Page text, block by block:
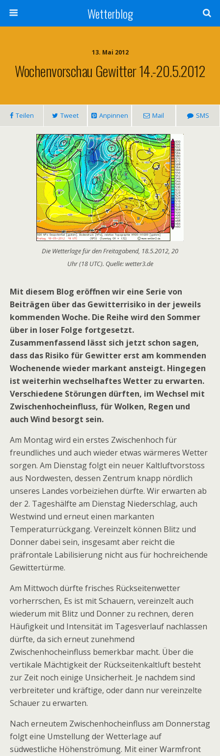
Wetterblog
13. Mai 2012
Wochenvorschau Gewitter 14.-20.5.2012
Teilen Tweet Anpinnen Mail SMS
Die Wetterlage für den Freitagabend, 18.5.2012, 20
Uhr (18 UTC). Quelle: wetter3.de
Mit diesem Blog eröffnen wir eine Serie von
Beiträgen über das Gewitterrisiko in der jeweils
kommenden Woche. Die Reihe wird den Sommer
über in loser Folge fortgesetzt.
Zusammenfassend lässt sich jetzt schon sagen,
dass das Risiko für Gewitter erst am kommenden
Wochenende wieder markant ansteigt. Hingegen
ist weiterhin wechselhaftes Wetter zu erwarten.
Verschiedene Störungen dürften, im Wechsel mit
Zwischenhocheinfluss, für Wolken, Regen und
auch Wind besorgt sein.
Am Montag wird ein erstes Zwischenhoch für
freundliches und auch wieder etwas wärmeres Wetter
sorgen. Am Dienstag folgt ein neuer Kaltluftvorstoss
aus Nordwesten, dessen Zentrum knapp nördlich
unseres Landes vorbeiziehen dürfte. Wir erwarten ab
der 2. Tageshälfte am Dienstag Niederschlag, auch
Westwind und erneut einen markanten
Temperaturrückgang. Vereinzelt können Blitz und
Donner dabei sein, insgesamt aber reicht die
präfrontale Labilisierung nicht aus für hochreichende
Gewittertürme.
Am Mittwoch dürfte frisches Rückseitenwetter
vorherrschen, Es ist mit Schauern, vereinzelt auch
wiederum mit Blitz und Donner zu rechnen, deren
Häufigkeit und Intensität im Tagesverlauf nachlassen
dürfte, da sich erneut zunehmend
Zwischenhocheinfluss bemerkbar macht. Über die
vertikale Mächtigkeit der Rückseitenkaltluft besteht
zur Zeit noch einige Unsicherheit. Je nachdem sind
verbreiteter und kräftige, oder dann nur vereinzelte
Schauer zu erwarten.
Nach erneutem Zwischenhocheinfluss am Donnerstag
folgt eine Umstellung der Wetterlage auf
südwestliche Höhenströmung. Mit einer Warmfront